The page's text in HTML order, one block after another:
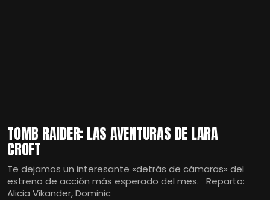
TOMB RAIDER: LAS AVENTURAS DE LARA
CROFT
Te dejamos un interesante «detrás de cámaras» del
estreno de acción más esperado del mes. Reparto:
Alicia Vikander, Dominic